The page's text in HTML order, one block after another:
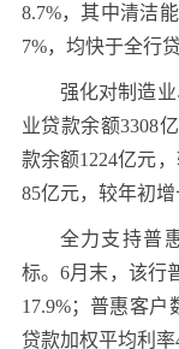
8.7%，其中清洁
7%，均快于全行
强化对制造
业贷款余额3308
款余额1224亿元
85亿元，较年初增
全力支持普
标。6月末，该行
17.9%；普惠客户
贷款加权平均利率